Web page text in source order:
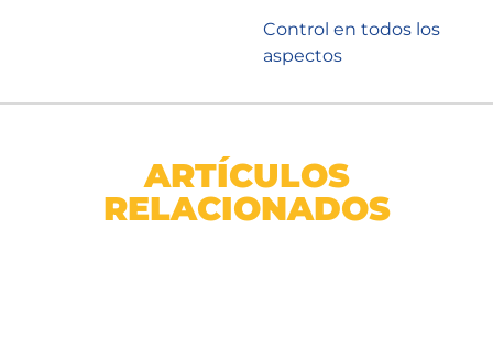
Control en todos los
aspectos
ARTÍCULOS
RELACIONADOS